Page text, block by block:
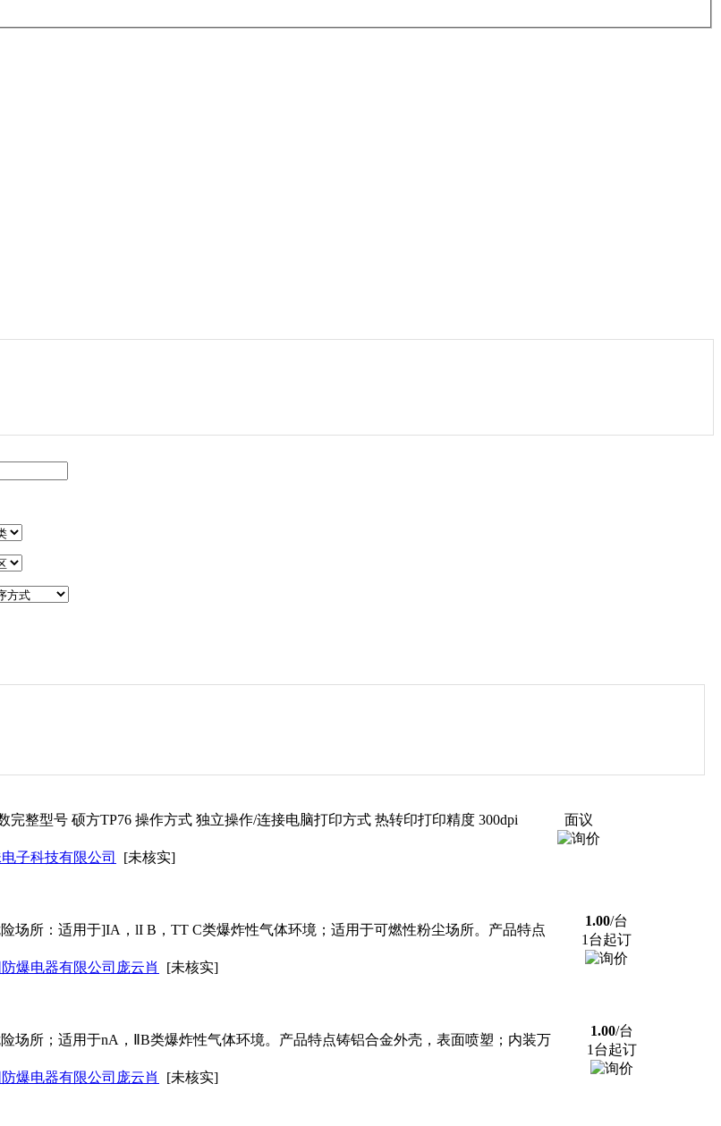
完整型号 硕方TP76 操作方式 独立操作/连接电脑打印方式 热转印打印精度 300dpi
子科技有限公司
[未核实]
面议
场所：适用于]IA，lI B，TT C类爆炸性气体环境；适用于可燃性粉尘场所。产品特点
爆电器有限公司庞云肖
[未核实]
1.00/台
1台起订
场所；适用于nA，ⅡB类爆炸性气体环境。产品特点铸铝合金外壳，表面喷塑；内装万
爆电器有限公司庞云肖
[未核实]
1.00/台
1台起订